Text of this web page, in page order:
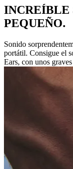
INCREÍBLE
PEQUEÑO.
Sonido
portátil. Consigue el
Ears, con unos